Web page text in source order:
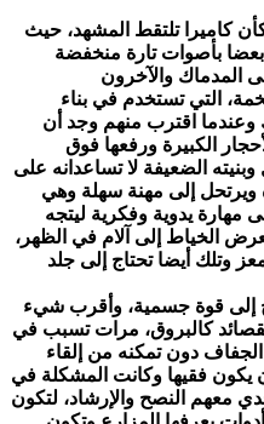
كاميرا تلتقط المشهد، حيث
بأصوات تارة منخفضة
المدماك والآخرون
التي تستخدم في بناء
وعندما اقترب منهم وجد أن
الكبيرة ورفعها فوق
وبنيته الضعيفة لا تساعدانه على
ويرتحل إلى مهنة سهلة وهي
مهارة يدوية وفكرية ليتجه
الخياط إلى آلام في الظهر،
وتلك أيضا تحتاج إلى جلد
إلى قوة جسمية، وأقرب شيء
كالبروق، مرات تسبب في
دون تمكنه من إلقاء
يكون فقيها وكانت المشكلة في
معهم النصح والإرشاد، لتكون